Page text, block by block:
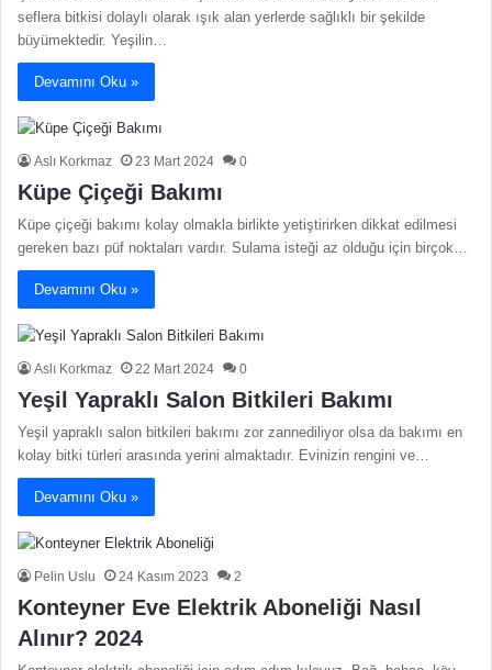
seflera bitkisi dolaylı olarak ışık alan yerlerde sağlıklı bir şekilde
büyümektedir. Yeşilin…
Devamını Oku »
Aslı Korkmaz 23 Mart 2024 0
Küpe Çiçeği Bakımı
Küpe çiçeği bakımı kolay olmakla birlikte yetiştirirken dikkat edilmesi
gereken bazı püf noktaları vardır. Sulama isteği az olduğu için birçok…
Devamını Oku »
Aslı Korkmaz 22 Mart 2024 0
Yeşil Yapraklı Salon Bitkileri Bakımı
Yeşil yapraklı salon bitkileri bakımı zor zannediliyor olsa da bakımı en
kolay bitki türleri arasında yerini almaktadır. Evinizin rengini ve…
Devamını Oku »
Pelin Uslu 24 Kasım 2023 2
Konteyner Eve Elektrik Aboneliği Nasıl
Alınır? 2024